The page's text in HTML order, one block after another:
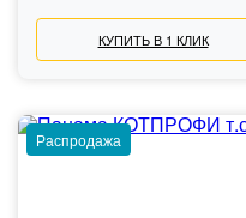
КУПИТЬ В 1 КЛИК
Распродажа